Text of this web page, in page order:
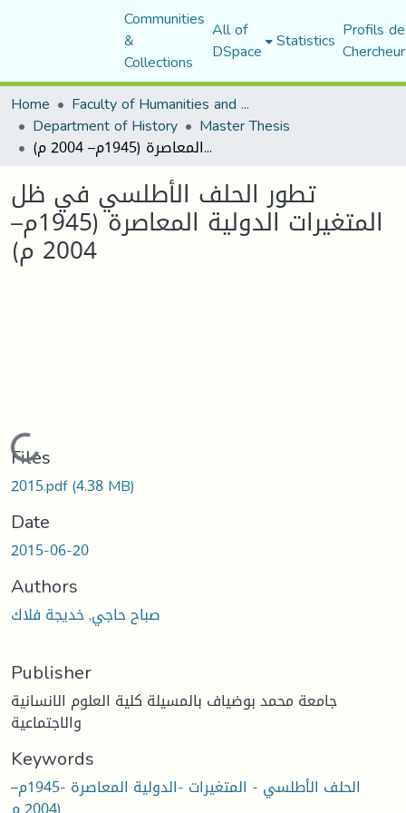
Communities
&
Collections
All of
DSpace Statistics Profils
Home
Faculty of Humanities and Social Sciences
Department of History Master Thesis
تطور الحلف الأطلسي في ظل المتغيرات الدولية المعاصرة (1945م– 2004 م)
تطور الحلف الأطلسي في ظل
المتغيرات الدولية المعاصرة (1945م–
2004 م)
Loading...
Files
2015.pdf(4.38 MB)
Date
2015-06-20
Authors
صباح حاجي, خديجة فلاك
Publisher
جامعة محمد بوضياف بالمسيلة كلية العلوم الانسانية
والاجتماعية
Keywords
الحلف الأطلسي - المتغيرات -الدولية المعاصرة -1945م–